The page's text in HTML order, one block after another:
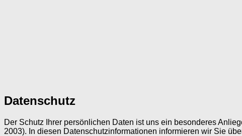
Datenschutz
Der Schutz Ihrer persönlichen Daten ist uns ein besonderes
2003). In diesen Datenschutzinformationen informieren wir Sie